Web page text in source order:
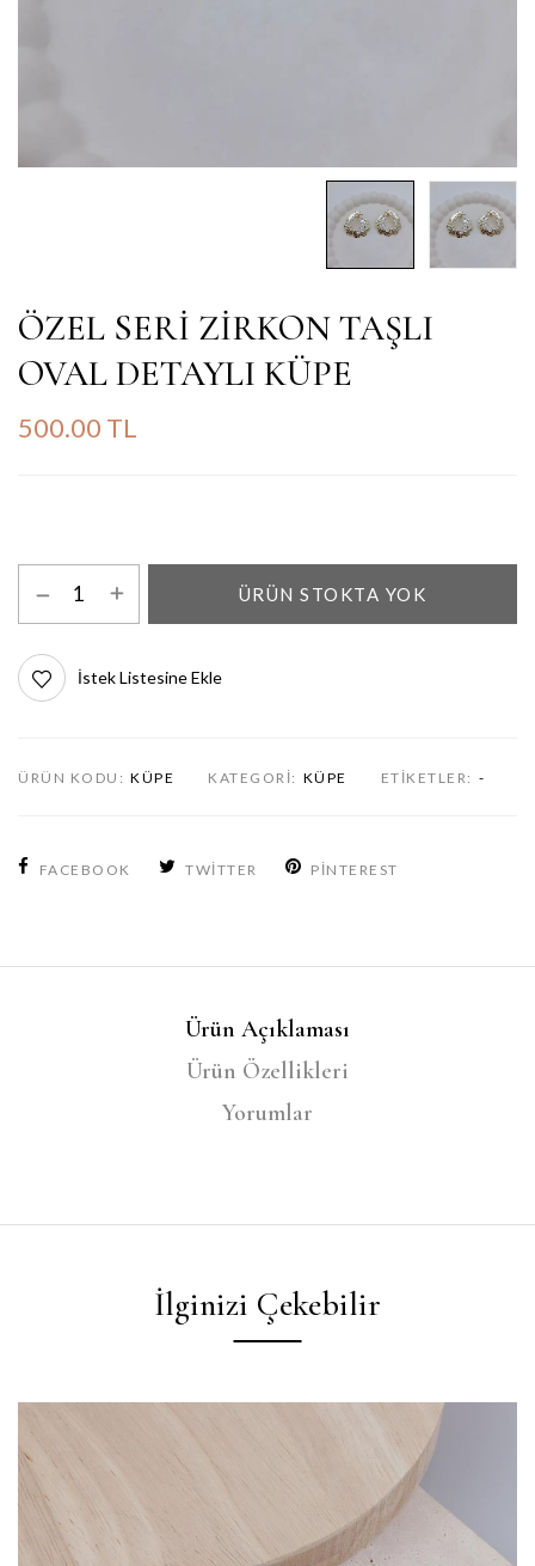
ÖZEL SERİ ZİRKON TAŞLI
OVAL DETAYLI KÜPE
500.00 TL
ÜRÜN STOKTA YOK
İstek Listesine Ekle
ÜRÜN KODU: KÜPE KATEGORI: KÜPE ETIKETLER: -
FACEBOOK TWITTER PINTEREST
Ürün Açıklaması
Ürün Özellikleri
Yorumlar
İlginizi Çekebilir